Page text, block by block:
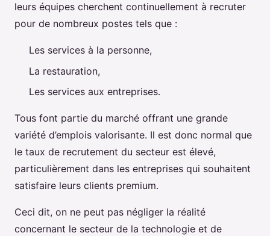
leurs équipes cherchent continuellement à recruter
pour de nombreux postes tels que :
Les services à la personne,
La restauration,
Les services aux entreprises.
Tous font partie du marché offrant une grande
variété d’emplois valorisante. Il est donc normal que
le taux de recrutement du secteur est élevé,
particulièrement dans les entreprises qui souhaitent
satisfaire leurs clients premium.
Ceci dit, on ne peut pas négliger la réalité
concernant le secteur de la technologie et de